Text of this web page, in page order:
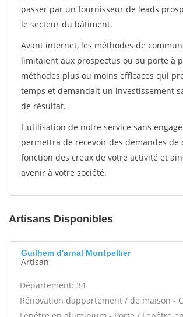
passer par un fournisseur de leads
le secteur du bâtiment.
Avant internet, les méthodes de
limitaient aux prospectus ou au porte à
méthodes plus ou moins efficaces qui
temps et demandait un investissement
de résultat.
L'utilisation de notre service sans
permettra de recevoir des demandes de
fonction des creux de votre activité et
avenir à votre société.
Artisans Disponibles
Guilhem d'arnal Montpellier
Artisan
Département: 34
Rénovation dappartement / de maison -